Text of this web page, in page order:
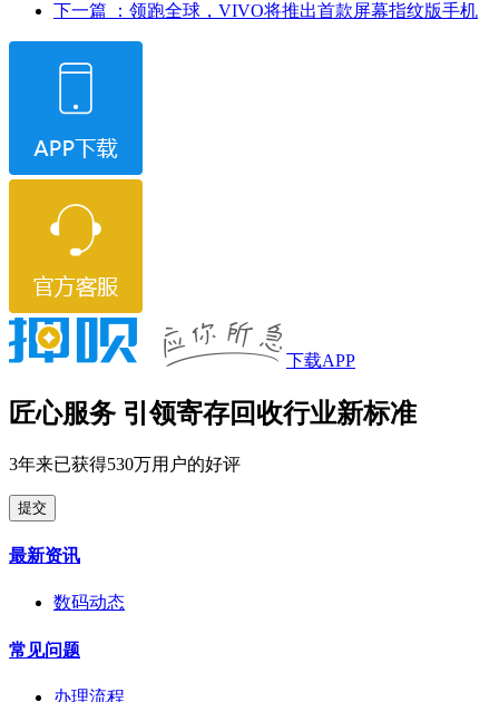
下一篇
：领跑全球，VIVO将推出首款屏幕指纹版手机
下载APP
匠心服务 引领寄存回收行业新标准
3年来已获得530万用户的好评
提交
最新资讯
数码动态
常见问题
办理流程